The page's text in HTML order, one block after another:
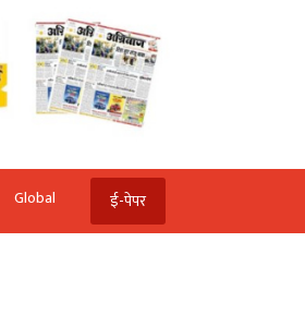
Global ई-पेपर